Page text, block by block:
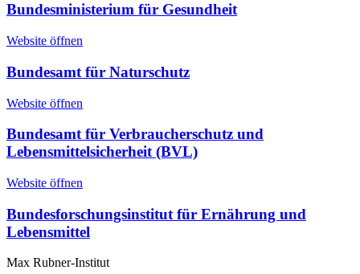
Bundesministerium für Gesundheit
Website öffnen
Bundesamt für Naturschutz
Website öffnen
Bundesamt für Verbraucherschutz und
Lebensmittelsicherheit (BVL)
Website öffnen
Bundesforschungsinstitut für Ernährung und
Lebensmittel
Max Rubner-Institut